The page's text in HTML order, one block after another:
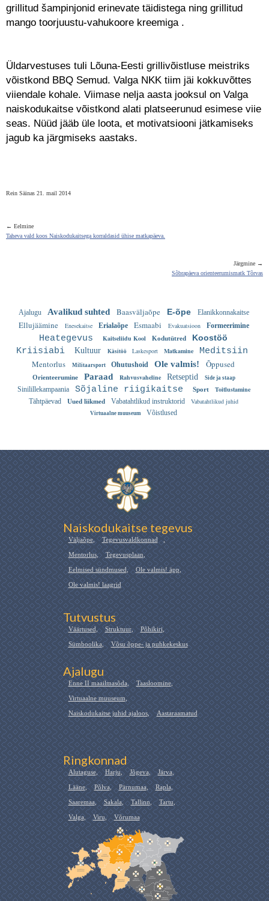
grillitud šampinjonid erinevate täidistega ning grillitud
mango toorjuustu-vahukoore kreemiga .
Üldarvestuses tuli Lõuna-Eesti grillivõistluse meistriks
võistkond BBQ Semud. Valga NKK tiim jäi kokkuvõttes
viiendale kohale. Viimase nelja aasta jooksul on Valga
naiskodukaitse võistkond alati platseerunud esimese viie
seas. Nüüd jääb üle loota, et motivatsiooni jätkamiseks
jagub ka järgmiseks aastaks.
Rein Säinas 21. mail 2014
← Eelmine
Taheva vald koos Naiskodukaitsega korraldasid ühise matkapäeva.
Järgmine →
Sõbrapäeva orienteerumismatk Tõrvas
Ajalugu Avalikud suhted Baasväljaõpe E-õpe Elanikkonnakaitse
Ellujäämine Enesekaitse Erialaõpe Esmaabi Evakuatsioon Formeerimine
Heategevus Kaitseliidu Kool Kodutütred Koostöö
Kriisiabi Kultuur Käsitöö Laskesport Matkamine Meditsiin
Mentorlus Militaarsport Ohutushoid Ole valmis! Õppused
Orienteerumine Paraad Rahvusvaheline Retseptid Side ja staap
Sinilillekampaania Sõjaline riigikaitse Sport
Toitlustamine
Tähtpäevad
Uued liikmed Vabatahtlikud instruktorid Vabatahtlikud juhid
Virtuaalne muuseum Võistlused
Naiskodukaitse tegevus
Väljaõpe, Tegevusvaldkonnad ,
Mentorlus, Tegevusplaan,
Eelmised sündmused, Ole valmis! äpp,
Ole valmis! laagrid
Tutvustus
Väärtused, Struktuur, Põhikiri,
Sümboolika, Võsu õppe- ja puhkekeskus
Ajalugu
Enne II maailmasõda, Taasloomine,
Virtuaalne muuseum,
Naiskodukaitse juhid ajaloos, Aastaraamatud
Ringkonnad
Alutaguse, Harju, Jõgeva, Järva,
Lääne, Põlva, Pärnumaa, Rapla,
Saaremaa, Sakala, Tallinn, Tartu,
Valga, Viru, Võrumaa